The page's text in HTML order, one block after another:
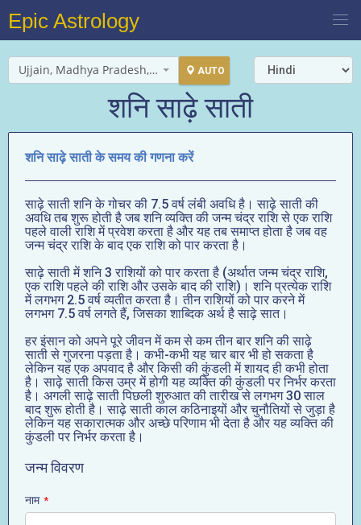
Epic Astrology
Ujjain, Madhya Pradesh, India AUTO
शनि साढ़े साती
शनि साढ़े साती के समय की गणना करें
साढ़े साती शनि के गोचर की 7.5 वर्ष लंबी अवधि है। साढ़े साती की
अवधि तब शुरू होती है जब शनि व्यक्ति की जन्म चंद्र राशि से एक राशि
पहले वाली राशि में प्रवेश करता है और यह तब समाप्त होता है जब वह
जन्म चंद्र राशि के बाद एक राशि को पार करता है।
साढ़े साती में शनि 3 राशियों को पार करता है (अर्थात जन्म चंद्र राशि,
एक राशि पहले की राशि और उसके बाद की राशि)। शनि प्रत्येक राशि
में लगभग 2.5 वर्ष व्यतीत करता है। तीन राशियों को पार करने में
लगभग 7.5 वर्ष लगते हैं, जिसका शाब्दिक अर्थ है साढ़े सात।
हर इंसान को अपने पूरे जीवन में कम से कम तीन बार शनि की साढ़े
साती से गुजरना पड़ता है। कभी-कभी यह चार बार भी हो सकता है
लेकिन यह एक अपवाद है और किसी की कुंडली में शायद ही कभी होता
है। साढ़े साती किस उम्र में होगी यह व्यक्ति की कुंडली पर निर्भर करता
है। अगली साढ़े साती पिछली शुरुआत की तारीख से लगभग 30 साल
बाद शुरू होती है। साढ़े साती काल कठिनाइयों और चुनौतियों से जुड़ा है
लेकिन यह सकारात्मक और अच्छे परिणाम भी देता है और यह व्यक्ति की
कुंडली पर निर्भर करता है।
जन्म विवरण
नाम *